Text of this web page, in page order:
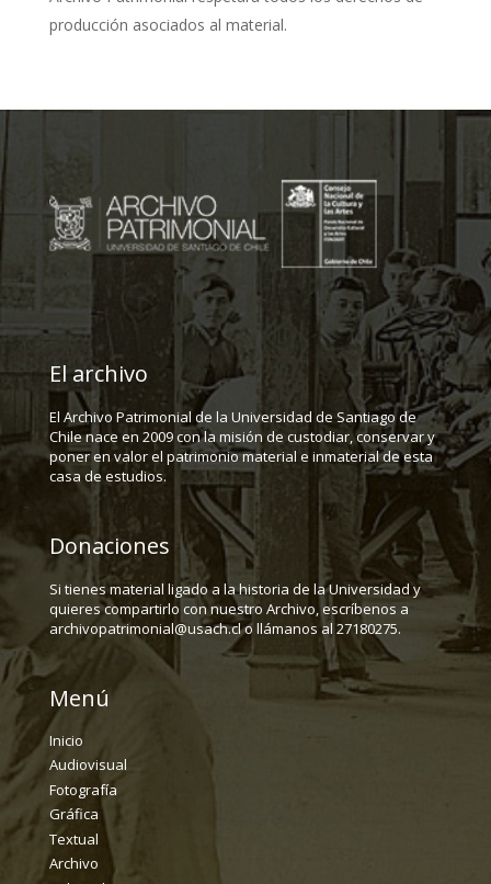
producción asociados al material.
El archivo
El Archivo Patrimonial de la Universidad de Santiago de
Chile nace en 2009 con la misión de custodiar, conservar y
poner en valor el patrimonio material e inmaterial de esta
casa de estudios.
Donaciones
Si tienes material ligado a la historia de la Universidad y
quieres compartirlo con nuestro Archivo, escríbenos a
archivopatrimonial@usach.cl o llámanos al 27180275.
Menú
Inicio
Audiovisual
Fotografía
Gráfica
Textual
Archivo